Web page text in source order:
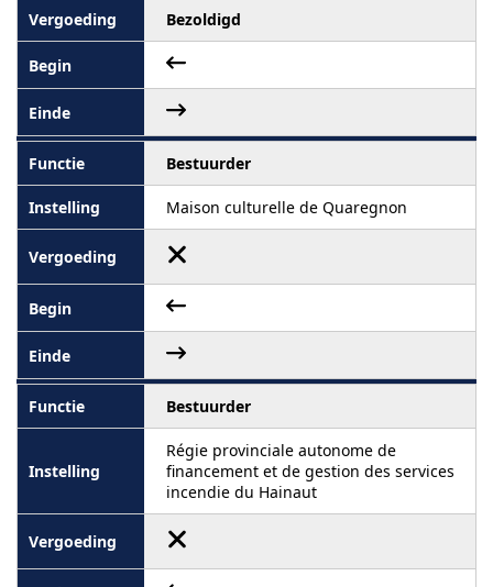
Bezoldigd
Bestuurder
Maison culturelle de Quaregnon
Bestuurder
Régie provinciale autonome de
financement et de gestion des services
incendie du Hainaut